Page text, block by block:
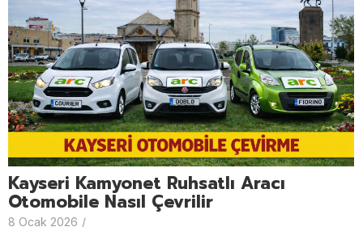
Kayseri Kamyonet Ruhsatlı Aracı
Otomobile Nasıl Çevrilir
8 Ocak 2026 /